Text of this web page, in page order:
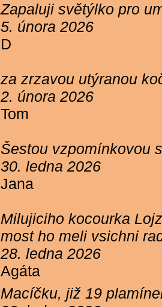
Zapaluji světýlko pro
5. února 2026
D
za zrzavou utýranou
2. února 2026
Tom
Šestou vzpomínkovou
30. ledna 2026
Jana
Milujiciho kocourka
most ho meli vsichni
28. ledna 2026
Agáta
Macíčku, již 19